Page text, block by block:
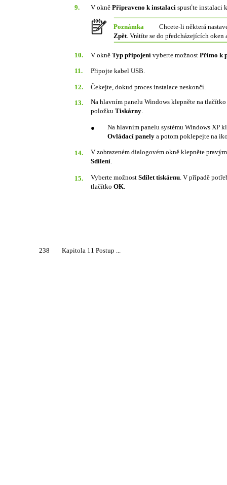
9. V okně Připraveno k instalaci spusťte instalaci
Poznámka
Chcete-li některá
Zpět. Vrátíte se do předcházejících oken
10. V okně Typ připojení vyberte možnost Přímo k
11. Připojte kabel USB.
12. Čekejte, dokud proces instalace neskončí.
13.
Na hlavním panelu Windows klepněte na tlačítko
položku Tiskárny.
●
Na hlavním panelu systému Windows XP
Ovládací panely a potom poklepejte na
14.
V zobrazeném dialogovém okně klepněte
Sdílení.
15. Vyberte možnost Sdílet tiskárnu. V případě
tlačítko OK.
238 Kapitola 11 Postup ...